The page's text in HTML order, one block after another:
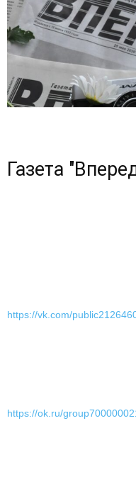
Газета
https://vk.com/
https://ok.ru/